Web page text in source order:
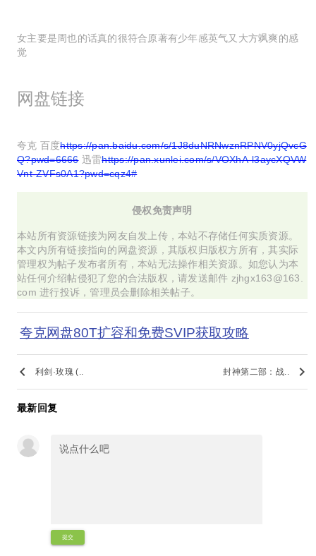
女主要是周也的话真的很符合原著有少年感英气又大方飒爽的感
觉
网盘链接
夸克 百度https://pan.baidu.com/s/1J8duNRNwznRPNV0yjQvcG
Q?pwd=6666迅雷https://pan.xunlei.com/s/VOXhA-l3aycXQVW
Vnt-ZVFs0A1?pwd=cqz4#
侵权免责声明
本站所有资源链接为网友自发上传，本站不存储任何实质资源。
本文内所有链接指向的网盘资源，其版权归版权方所有，其实际
管理权为帖子发布者所有，本站无法操作相关资源。如您认为本
站任何介绍帖侵犯了您的合法版权，请发送邮件 zjhgx163@163.
com 进行投诉，管理员会删除相关帖子。
夸克网盘80T扩容和免费SVIP获取攻略
keyboard_arrow_left 利剑·玫瑰 (.. 封神第二部：战.. keyboard_arrow_right
最新回复
提交